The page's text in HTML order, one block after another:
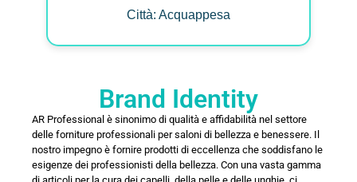
Città: Acquappesa
Brand Identity
AR Professional è sinonimo di qualità e affidabilità nel settore
delle forniture professionali per saloni di bellezza e benessere. Il
nostro impegno è fornire prodotti di eccellenza che soddisfano le
esigenze dei professionisti della bellezza. Con una vasta gamma